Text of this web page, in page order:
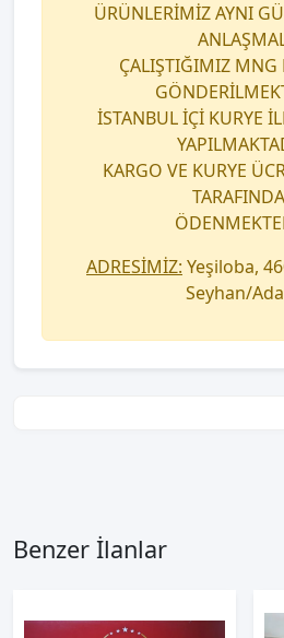
ÜRÜNLERİMİZ AYNI
ÇALIŞTIĞIMIZ MNG
İSTANBUL İÇİ KURYE
KARGO VE KURYE
ADRESİMİZ: Yeşiloba,
Seyhan/
Benzer İlanlar